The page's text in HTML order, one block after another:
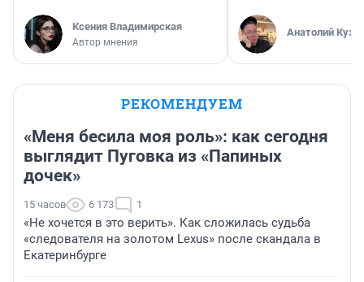
МНЕНИЕ
Мой банк меня
хотела снять 200
тысяч, чтобы погасить
кредит, — к ней домой
приехала служба
безопасности
Ксения Владимирская
МНЕНИЕ
«Машина
сравнил
Казахстане и
Анатолий